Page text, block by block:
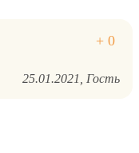
25.01.2021 Гость